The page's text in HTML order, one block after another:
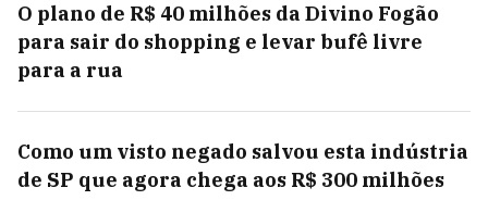
O plano de R$ 40 milhões da Divino Fogão
para sair do shopping e levar bufê livre
para a rua
Como um visto negado salvou esta indústria
de SP que agora chega aos R$ 300 milhões